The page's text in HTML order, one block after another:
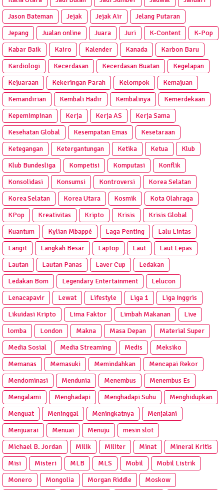
Jason Bateman
Jejak Jejak Air
Jelang Putaran
Jepang
Jualan online Juara Juri K-Content
K-Pop
Kabar Baik
Kairo Kalender Kanada
Karbon Baru
Kardiologi
Kecerdasan Kecerdasan Buatan
Kegelapan
Kejuaraan
Kekeringan Parah Kelompok
Kemajuan
Kemandirian
Kembali Hadir Kembalinya
Kemerdekaan
Kepemimpinan
Kerja Kerja AS
Kerja Sama
Kesehatan Global
Kesempatan Emas
Kesetaraan
Ketegangan
Ketergantungan Ketika Ketua
Klub
Klub Bundesliga
Kompetisi Komputasi
Konflik
Konsolidasi
Konsumsi Kontroversi
Korea Selatan
Korea Selatan
Korea Utara Kosmik
Kota Olahraga
KPop
Kreativitas Kripto Krisis
Krisis Global
Kuantum
Kylian Mbappé Laga Penting
Lalu Lintas
Langit
Langkah Besar Laptop Laut
Laut Lepas
Lautan
Lautan Panas Laver Cup
Ledakan
Ledakan Bom
Legendary Entertainment
Lelucon
Lenacapavir
Lewat Lifestyle Liga 1
Liga Inggris
Likuidasi Kripto
Lima Faktor Limbah Makanan
Live
lomba
London Makna Masa Depan
Material Super
Media Sosial
Media Streaming Medis
Meksiko
Memanas
Memasuki Memindahkan
Mencapai Rekor
Mendominasi
Mendunia Menembus
Menembus Es
Mengalami
Menghadapi Menghadapi Suhu
Menghidupkan
Menguat
Meninggal Meningkatnya
Menjalani
Menjuarai
Menuai Menuju
mesin slot
Michael B. Jordan
Milik Militer Minat
Mineral Kritis
Misi
Misteri MLB MLS Mobil
Mobil Listrik
Monero
Mongolia Morgan Riddle
Moskow